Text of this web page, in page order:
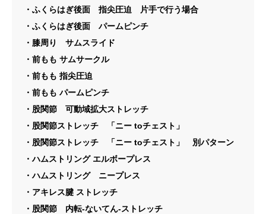
・ふくらはぎ後面 指尖圧迫 片手で行う場合
・ふくらはぎ後面 パームピンチ
・膝周り サムスライド
・前もも サムサークル
・前もも 指尖圧迫
・前もも パームピンチ
・股関節 可動域拡大ストレッチ
・股関節ストレッチ 「ニー toチェスト」
・股関節ストレッチ 「ニー toチェスト」 別パターン
・ハムストリング エルボープレス
・ハムストリング ニープレス
・アキレス腱 ストレッチ
・股関節 内転-ないてん-ストレッチ